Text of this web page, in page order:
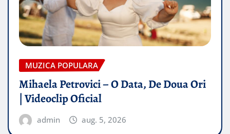
MUZICA POPULARA
Mihaela Petrovici – O Data, De Doua Ori
| Videoclip Oficial
admin aug. 5, 2026